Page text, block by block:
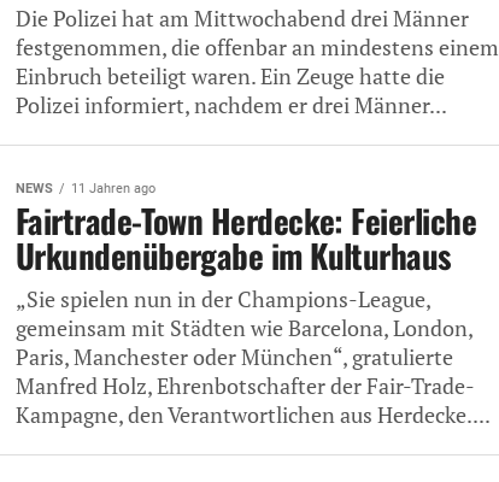
Die Polizei hat am Mittwochabend drei Männer
festgenommen, die offenbar an mindestens einem
Einbruch beteiligt waren. Ein Zeuge hatte die
Polizei informiert, nachdem er drei Männer...
NEWS 11 Jahren ago
Fairtrade-Town Herdecke: Feierliche
Urkundenübergabe im Kulturhaus
„Sie spielen nun in der Champions-League,
gemeinsam mit Städten wie Barcelona, London,
Paris, Manchester oder München“, gratulierte
Manfred Holz, Ehrenbotschafter der Fair-Trade-
Kampagne, den Verantwortlichen aus Herdecke....